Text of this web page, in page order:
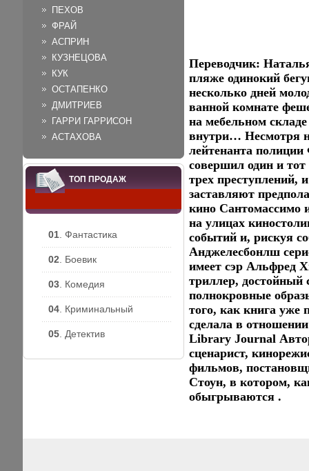
ПЕХОВ
ФРАЙ
АСПРИН
КУЗНЕЦОВА
КУК
ОСТАПЕНКО
ДМИТРИЕВ
ГАРРИ ГАРРИСОН
АСТАХОВА
ТОП ПРОДАЖ
01 . Фантастика
02 . Боевик
03 . Комедия
04 . Криминальный
05 . Детектив
Переводчик:
пляже одинокий
несколько дней
ванной комнате
на мебельном
внутри… Несмотря
лейтенанта полиции
совершил один и
трех преступлений,
заставляют
кино Сантомассимо
на улицах
событий и, рискуя
Анджелесбонлш
имеет сэр Альфред
триллер,
полнокровные
того, как книга уже
сделала в
Library Journal
сценарист,
фильмов,
Стоун, в котором,
обыгрываются .